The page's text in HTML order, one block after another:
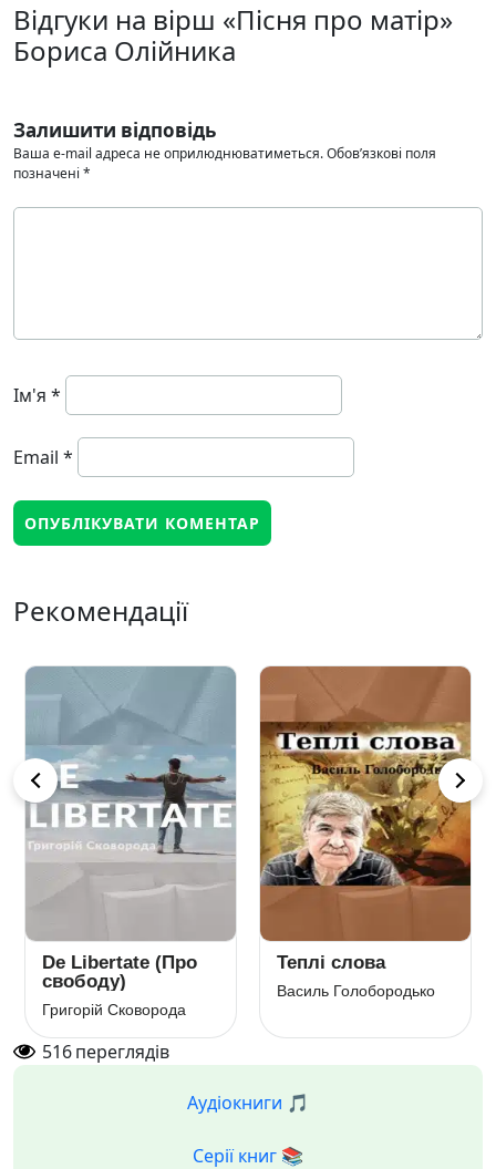
Відгуки на вірш «Пісня про матір»
Бориса Олійника
Залишити відповідь
Ваша e-mail адреса не оприлюднюватиметься.Обов’язкові поля
позначені *
Ім'я *
Email *
Рекомендації
De Libertate (Про
свободу)
Григорій Сковорода
Теплі слова
Василь Голобородько
516переглядів
Аудіокниги 🎵
Серії книг 📚